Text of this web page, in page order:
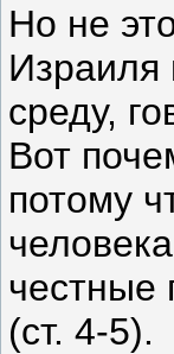
Но не
Израиля
среду,
Вот
потому
честные
(ст. 4-5).